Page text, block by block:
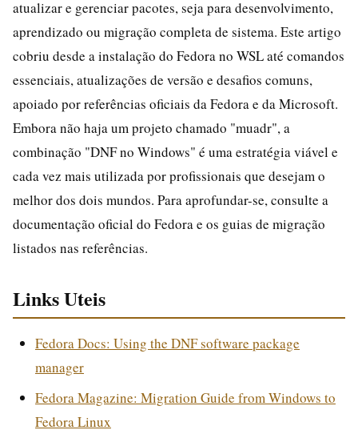
atualizar e gerenciar pacotes, seja para desenvolvimento,
aprendizado ou migração completa de sistema. Este artigo
cobriu desde a instalação do Fedora no WSL até comandos
essenciais, atualizações de versão e desafios comuns,
apoiado por referências oficiais da Fedora e da Microsoft.
Embora não haja um projeto chamado "muadr", a
combinação "DNF no Windows" é uma estratégia viável e
cada vez mais utilizada por profissionais que desejam o
melhor dos dois mundos. Para aprofundar-se, consulte a
documentação oficial do Fedora e os guias de migração
listados nas referências.
Links Uteis
Fedora Docs: Using the DNF software package
manager
Fedora Magazine: Migration Guide from Windows to
Fedora Linux